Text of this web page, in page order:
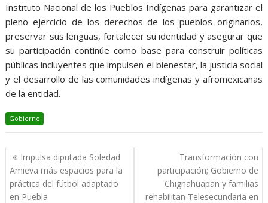
Instituto Nacional de los Pueblos Indígenas para garantizar el
pleno ejercicio de los derechos de los pueblos originarios,
preservar sus lenguas, fortalecer su identidad y asegurar que
su participación continúe como base para construir políticas
públicas incluyentes que impulsen el bienestar, la justicia social
y el desarrollo de las comunidades indígenas y afromexicanas
de la entidad.
Gobierno
Navegación
de
entradas
Impulsa diputada Soledad
Amieva más espacios para la
práctica del fútbol adaptado
en Puebla
Transformación con
participación; Gobierno de
Chignahuapan y familias
rehabilitan Telesecundaria en